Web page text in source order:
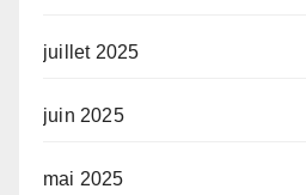
juillet 2025
juin 2025
mai 2025